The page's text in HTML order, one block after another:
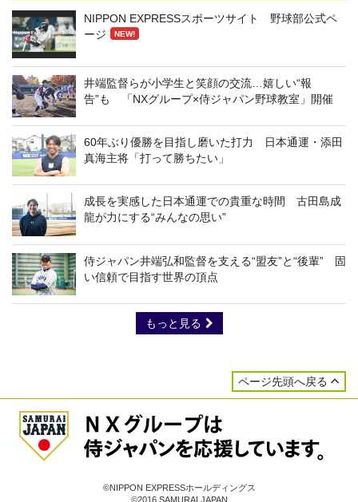
NIPPON EXPRESSスポーツサイト 野球部公式ペ
ージ
NEW!
井端監督らが小学生と笑顔の交流…嬉しい“報
告”も 「NXグループ×侍ジャパン野球教室」開催
60年ぶり優勝を目指し磨いた打力 日本通運・添田
真海主将「打って勝ちたい」
成長を実感した日本通運での貴重な時間 古田島成
龍が力にする“みんなの思い”
侍ジャパン井端弘和監督を支える“盟友”と“後輩” 固
い信頼で目指す世界の頂点
もっと見る
ページ先頭へ戻る
©NIPPON EXPRESSホールディングス
©2016 SAMURAI JAPAN